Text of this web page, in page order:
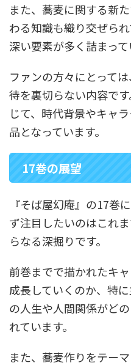
また、蕎麦に関する新
わる知識も織り交ぜら
深い要素が多く詰まって
ファンの方々にとって
待を裏切らない内容で
じて、時代背景やキャ
品となっています。
17巻の展望
『そば屋幻庵』の17巻
ず注目したいのはこれ
らなる深掘りです。
前巻までで描かれたキ
成長していくのか、特
の人生や人間関係がど
れています。
また、蕎麦作りをテー